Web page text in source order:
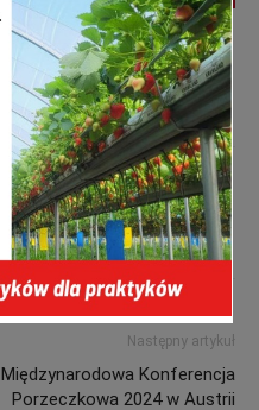
kwitnienie borówki 2024
Następny artykuł
Międzynarodowa Konferencja
Porzeczkowa 2024 w Austrii